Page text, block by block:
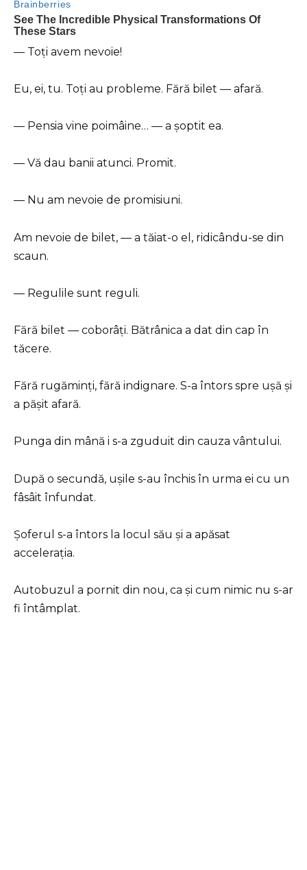
— Toți avem nevoie!
Eu, ei, tu. Toți au probleme. Fără bilet — afară.
— Pensia vine poimâine… — a șoptit ea.
— Vă dau banii atunci. Promit.
— Nu am nevoie de promisiuni.
Am nevoie de bilet, — a tăiat-o el, ridicându-se din
scaun.
— Regulile sunt reguli.
Fără bilet — coborâți. Bătrânica a dat din cap în
tăcere.
Fără rugăminți, fără indignare. S-a întors spre ușă și
a pășit afară.
Punga din mână i s-a zguduit din cauza vântului.
După o secundă, ușile s-au închis în urma ei cu un
fâsâit înfundat.
Șoferul s-a întors la locul său și a apăsat
accelerația.
Autobuzul a pornit din nou, ca și cum nimic nu s-ar
fi întâmplat.